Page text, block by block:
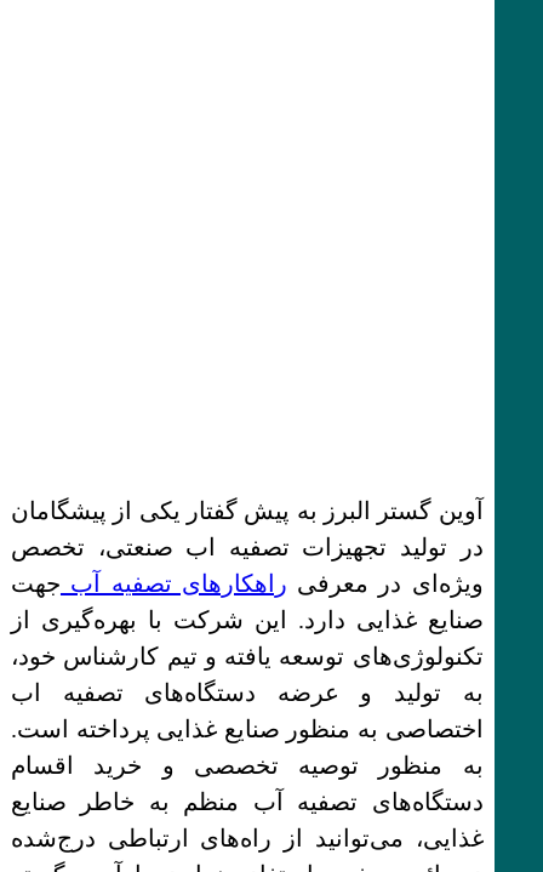
آوین گستر البرز به پیش گفتار یکی از پیشگامان
در تولید تجهیزات تصفیه اب صنعتی، تخصص
ویژه‌ای در معرفی راهکارهای تصفیه آب جهت
صنایع غذایی دارد. این شرکت با بهره‌گیری از
تکنولوژی‌های توسعه یافته و تیم کارشناس خود،
به تولید و عرضه دستگاه‌های تصفیه اب
اختصاصی به منظور صنایع غذایی پرداخته است.
به منظور توصیه تخصصی و خرید اقسام
دستگاه‌های تصفیه آب منظم به خاطر صنایع
غذایی، می‌توانید از راه‌های ارتباطی درج‌شده